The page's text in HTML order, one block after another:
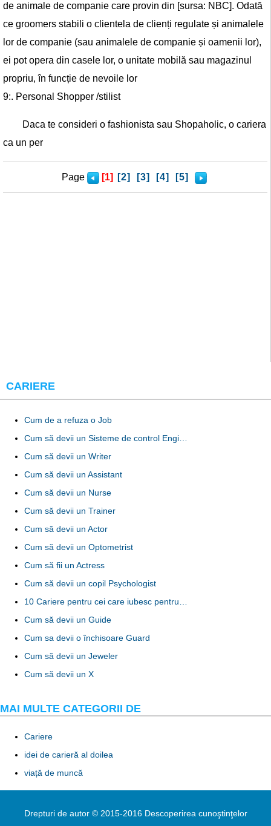
de animale de companie care provin din [sursa: NBC]. Odată
ce groomers stabili o clientela de clienți regulate și animalele
lor de companie (sau animalele de companie și oamenii lor),
ei pot opera din casele lor, o unitate mobilă sau magazinul
propriu, în funcție de nevoile lor
9:. Personal Shopper /stilist
Daca te consideri o fashionista sau Shopaholic, o cariera
ca un per
Page [1] [2] [3] [4] [5]
CARIERE
Cum de a refuza o Job
Cum să devii un Sisteme de control Engi…
Cum să devii un Writer
Cum să devii un Assistant
Cum să devii un Nurse
Cum să devii un Trainer
Cum să devii un Actor
Cum să devii un Optometrist
Cum să fii un Actress
Cum să devii un copil Psychologist
10 Cariere pentru cei care iubesc pentru…
Cum să devii un Guide
Cum sa devii o închisoare Guard
Cum să devii un Jeweler
Cum să devii un X
MAI MULTE CATEGORII DE
Cariere
idei de carieră al doilea
viață de muncă
Drepturi de autor © 2015-2016 Descoperirea cunoştinţelor